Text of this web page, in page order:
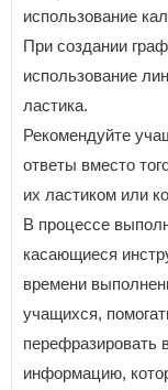
использование
При создании
использование
ластика.
Рекомендуйте
ответы вместо
их ластиком или
В процессе
касающиеся
времени
учащихся,
перефразировать
информацию,